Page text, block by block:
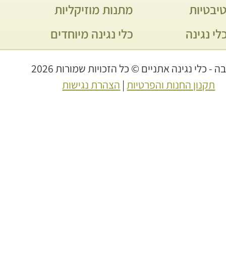
מתנות מוזיקליות
נגינה
כלי נגינה מיוחדים
- כלי נגינה אתניים © כל הזכויות שמורות 2026
תקנון החנות והפרטיות| הצהרת נגישות